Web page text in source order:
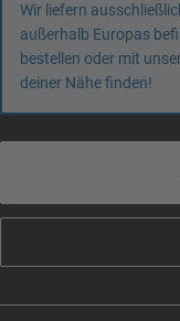
Wir liefern
außerhalb Europas
bestellen oder mit
deiner Nähe finden!